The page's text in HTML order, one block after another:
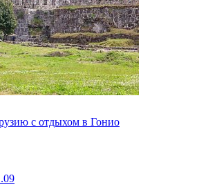
с отдыхом в Гонио